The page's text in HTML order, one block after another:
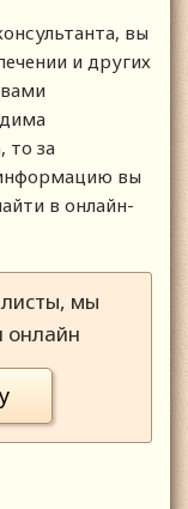
вы
и других
то за
вы
в онлайн-
мы
онлайн